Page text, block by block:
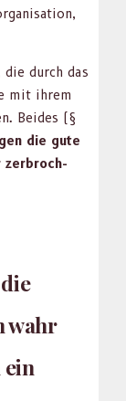
die durch das
mit ihrem
Bei­des (§
die gute
zer­broch­
wahr
ein